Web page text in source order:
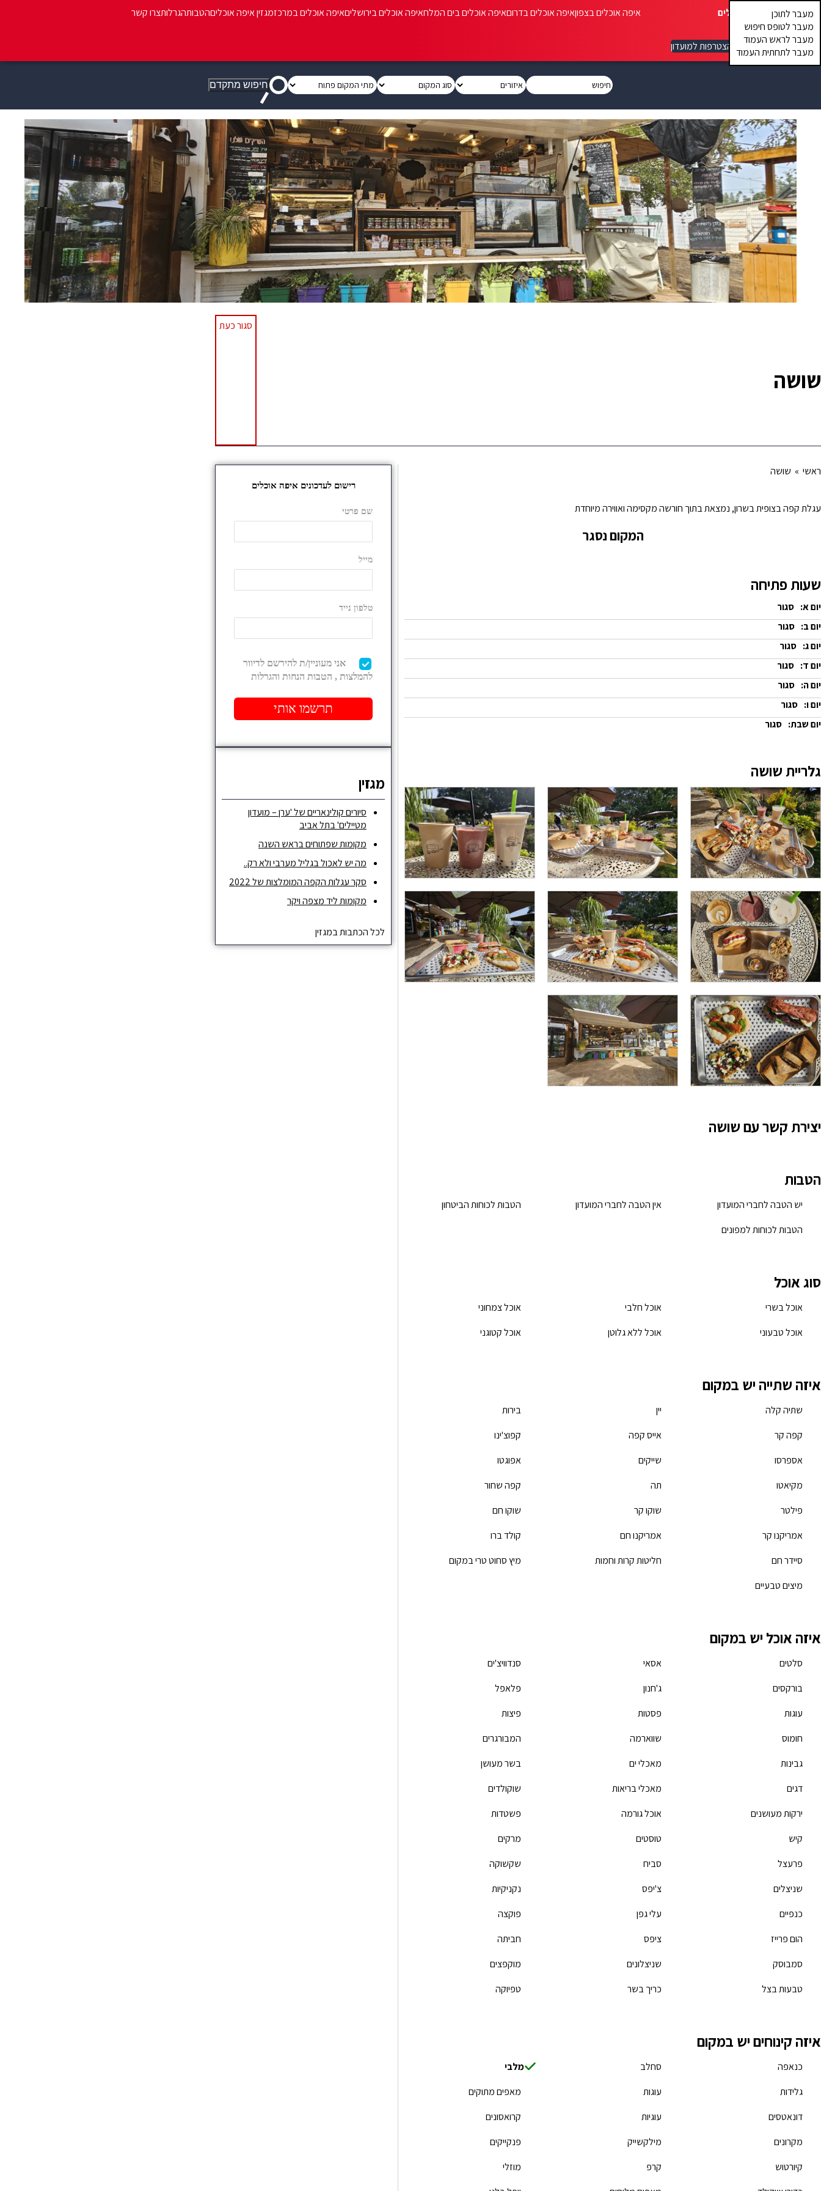
מעבר לתוכן
מעבר לטופס חיפוש
מעבר לראש העמוד
מעבר לתחתית העמוד
איפה אוכלים איפה אוכלים בצפוןאיפה אוכלים בדרוםאיפה אוכלים בים המלחאיפה אוכלים בירושליםאיפה אוכלים במרכזמגזין איפה אוכליםהטבותהגרלותצרו קשר
הצטרפות למועדון
חיפוש מתקדם
שושה
סגור כעת
ראשי » שושה
עגלת קפה בצופית בשרון, נמצאת בתוך חורשה מקסימה ואווירה מיוחדת
המקום נסגר
שעות פתיחה
יום א: סגור
יום ב: סגור
יום ג: סגור
יום ד: סגור
יום ה: סגור
יום ו: סגור
יום שבת: סגור
גלריית שושה
יצירת קשר עם שושה
הטבות
יש הטבה לחברי המועדון אין הטבה לחברי המועדון
הטבות לכוחות הביטחון
הטבות לכוחות למפונים
סוג אוכל
אוכל בשרי אוכל חלבי
אוכל צמחוני
אוכל טבעוני
אוכל ללא גלוטן אוכל קטוגני
איזה שתייה יש במקום
שתיה קלה יין
בירות
קפה קר
אייס קפה
קפוצ'ינו
אספרסו
שייקים
אפוגטו
מקיאטו
תה
קפה שחור
פילטר
שוקו קר
שוקו חם
אמריקנו קר
אמריקנו חם
קולד ברו
סיידר חם
חליטות קרות וחמות
מיץ סחוט טרי במקום
מיצים טבעיים
איזה אוכל יש במקום
סלטים אסאי
סנדוויצ'ים
בורקסים
ג'חנון
פלאפל
עוגות
פסטות
פיצות
חומוס
שווארמה
המבורגרים
גבינות
מאכלי ים
בשר מעושן
דגים
מאכלי בריאות
שוקולדים
ירקות מעושנים
אוכל גורמה
פשטדות
קיש
טוסטים
מרקים
פרעצל
סביח
שקשוקה
שניצלים
צ'יפס
נקניקיות
כנפיים
עלי גפן
פוקצה
הום פרייז
ציפס
חביתה
סמבוסק
שניצלונים
מוקפצים
טבעות בצל
כריך בשר טפיוקה
איזה קינוחים יש במקום
כנאפה סחלב
מלבי
גלידות
עוגות
מאפים מתוקים
דונאטסים
עוגיות
קרואסונים
מקרונים
מילקשייק
פנקייקים
קיורטוש
קרפ
מוזלי
מגזין
סיורים קולינאריים של 'ערן – מועדון
מטיילים' בתל אביב
מקומות שפתוחים בראש השנה
מה יש לאכול בגליל מערבי ולא רק..
סקר עגלות הקפה המומלצות של 2022
מקומות ליד מצפה ויקר
לכל הכתבות במגזין